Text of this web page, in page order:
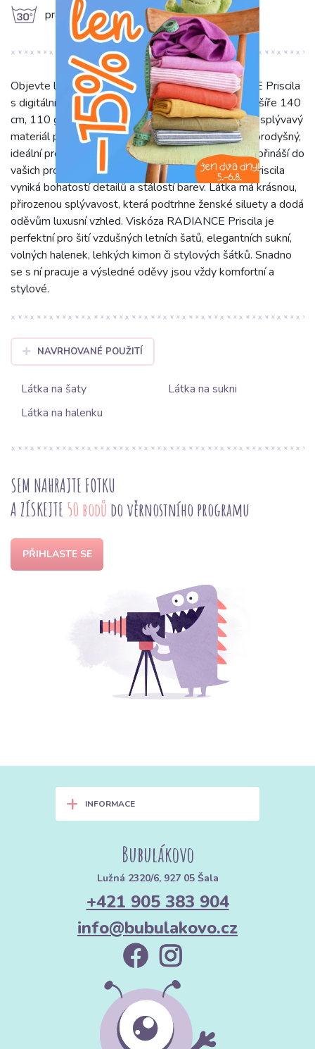
g prát na 30°C
Objevte lehkost a eleganci naší viskózy RADIANCE Priscila
s digitálním potiskem. Tato 100% viskózová látka (šíře 140
cm, 110 g/m2) nabízí výjimečný komfort. Její jemný, splývavý
materiál příjemně chladí na pokožce a je dokonale prodyšný,
ideální pro teplé dny. Barevný vzor Stromy a květy přináší do
vašich projektů svěží a živou energii. Digitální tisk Priscila
vyniká bohatostí detailů a stálostí barev. Látka má krásnou,
přirozenou splývavost, která podtrhne ženské siluety a dodá
oděvům luxusní vzhled. Viskóza RADIANCE Priscila je
perfektní pro šití vzdušných letních šatů, elegantních sukní,
volných halenek, lehkých kimon či stylových šátků. Snadno
se s ní pracuje a výsledné oděvy jsou vždy komfortní a
stylové.
NAVRHOVANÉ POUŽITÍ
Látka na šaty
Látka na sukni
Látka na halenku
SEM NAHRAJTE FOTKU
A ZÍSKEJTE 50 bodů do věrnostního programu
PŘIHLASTE SE
+ INFORMACE
Bubulákovo
Lužná 2320/6, 927 05 Šala
+421 905 383 904
info@bubulakovo.cz